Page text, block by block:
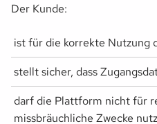
Der Kunde:
ist für die korrekte Nutzung
stellt sicher, dass
darf die Plattform nicht für
missbräuchliche Zwecke